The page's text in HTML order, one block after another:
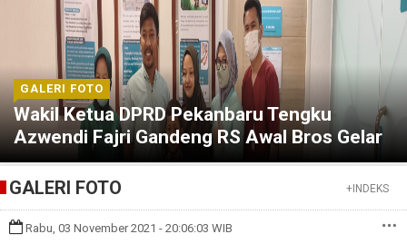
GALERI FOTO
Wakil Ketua DPRD Pekanbaru Tengku
Azwendi Fajri Gandeng RS Awal Bros Gelar
Khitanan Massal
GALERI FOTO
+INDEKS
Rabu, 03 November 2021 - 20:06:03 WIB